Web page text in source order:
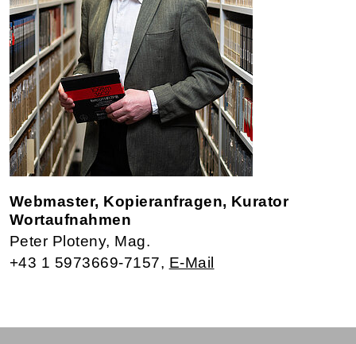
Webmaster, Kopieranfragen, Kurator
Wortaufnahmen
Peter Ploteny, Mag.
+43 1 5973669-7157, E-Mail